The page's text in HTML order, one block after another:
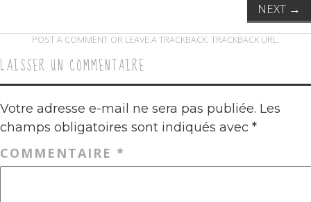
NEXT →
POST A COMMENT OR LEAVE A TRACKBACK: TRACKBACK URL.
LAISSER UN COMMENTAIRE
Votre adresse e-mail ne sera pas publiée. Les
champs obligatoires sont indiqués avec *
COMMENTAIRE *